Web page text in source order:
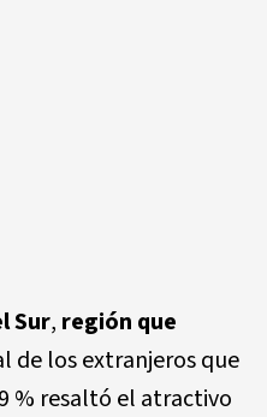
Sur, región que
de los extranjeros que
% resaltó el atractivo